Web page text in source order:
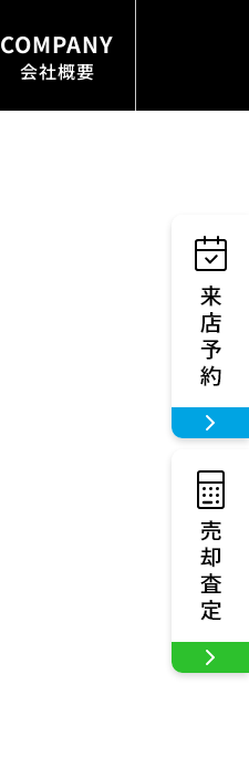
COMPANY
会社概要